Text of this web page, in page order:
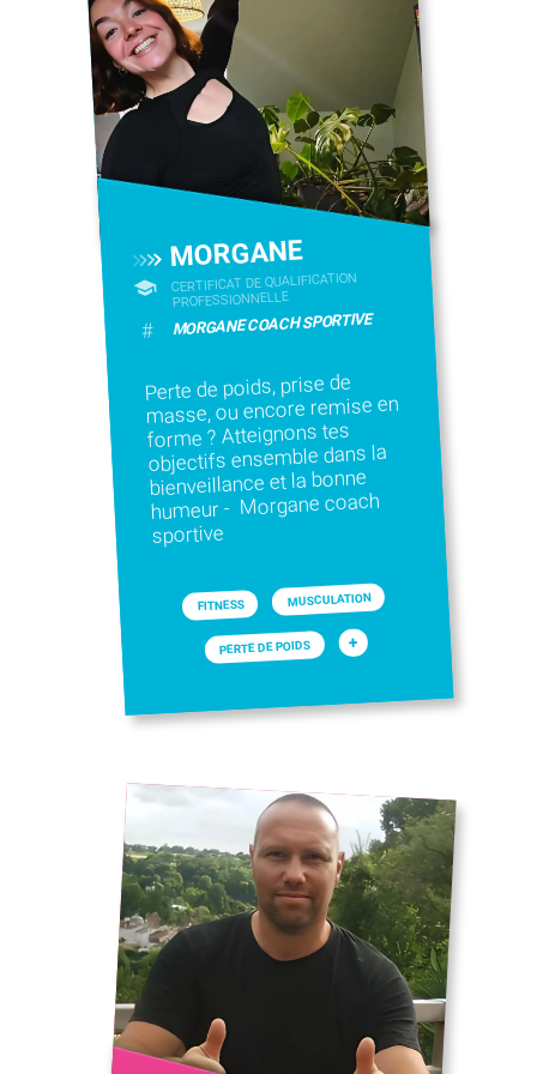
MORGANE
CERTIFICAT DE QUALIFICATION
PROFESSIONNELLE
# MORGANE COACH SPORTIVE
Perte de poids, prise de
masse, ou encore remise en
forme ? Atteignons tes
objectifs ensemble dans la
bienveillance et la bonne
humeur - Morgane coach
sportive
FITNESS MUSCULATION
PERTE DE POIDS +